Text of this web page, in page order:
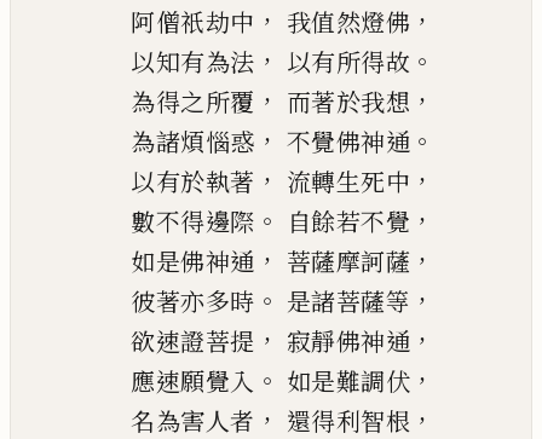
阿僧祇劫中 ， 我值然燈佛 ，
以知有為法 ， 以有所得故 。
為得之所覆 ， 而著於我想 ，
為諸煩惱惑 ， 不覺佛神通 。
以有於執著 ， 流轉生死中 ，
數不得邊際 。 自餘若不覺 ，
如是佛神通 ， 菩薩摩訶薩 ，
彼著亦多時 。 是諸菩薩等 ，
欲速證菩提 ， 寂靜佛神通 ，
應速願覺入 。 如是難調伏 ，
名為害人者 ， 還得利智根 ，